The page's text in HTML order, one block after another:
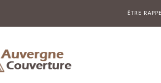
ÊTRE